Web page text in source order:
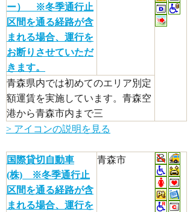
ー） ※冬季通行止
区間を通る経路が含
まれる場合、運行を
お断りさせていただ
きます。
青森県内では初めてのエリア別定
額運賃を実施しています。青森空
港から青森市内まで三
> アイコンの説明を見る
国際貸切自動車
(株) ※冬季通行止
区間を通る経路が含
まれる場合、運行を
青森市